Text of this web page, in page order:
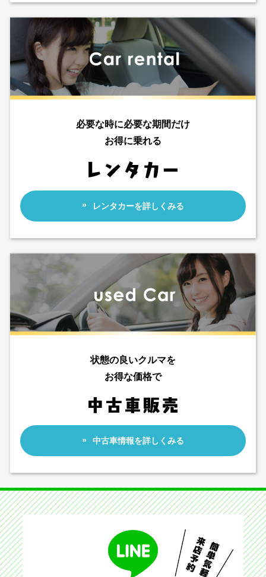
必要な時に必要な期間だけ
お得に乗れる
レンタカーを詳しくみる
状態の良いクルマを
お得な価格で
中古車情報を詳しくみる